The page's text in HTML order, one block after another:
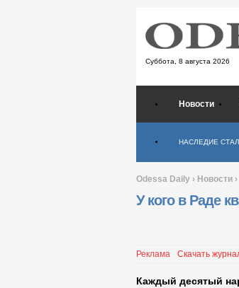
Суббота, 8 августа 2026
Новости
НАСЛЕДИЕ
Odessa Daily › Новости ›
У кого в Раде
Реклама Скачать
Каждый десятый